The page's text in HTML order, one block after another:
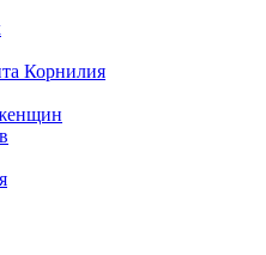
Корнилия